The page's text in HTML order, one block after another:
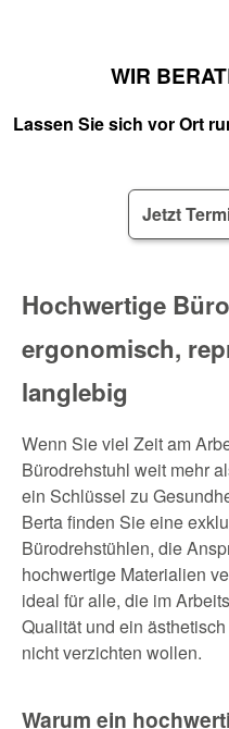
WIR
Lassen Sie sich vor Ort
Jetzt
Hochwertige
ergonomisch,
langlebig
Wenn Sie viel Zeit am
Bürodrehstuhl weit mehr
ein Schlüssel zu
Berta finden Sie eine
Bürodrehstühlen, die
hochwertige Materialien
ideal für alle, die im
Qualität und ein
nicht verzichten wollen.
Warum ein